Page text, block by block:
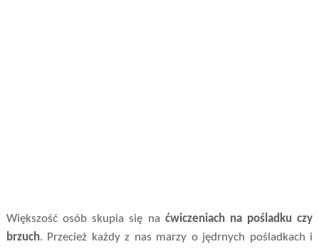
Większość osób skupia się na ćwiczeniach na pośladku czy
brzuch. Przecież każdy z nas marzy o jędrnych pośladkach i